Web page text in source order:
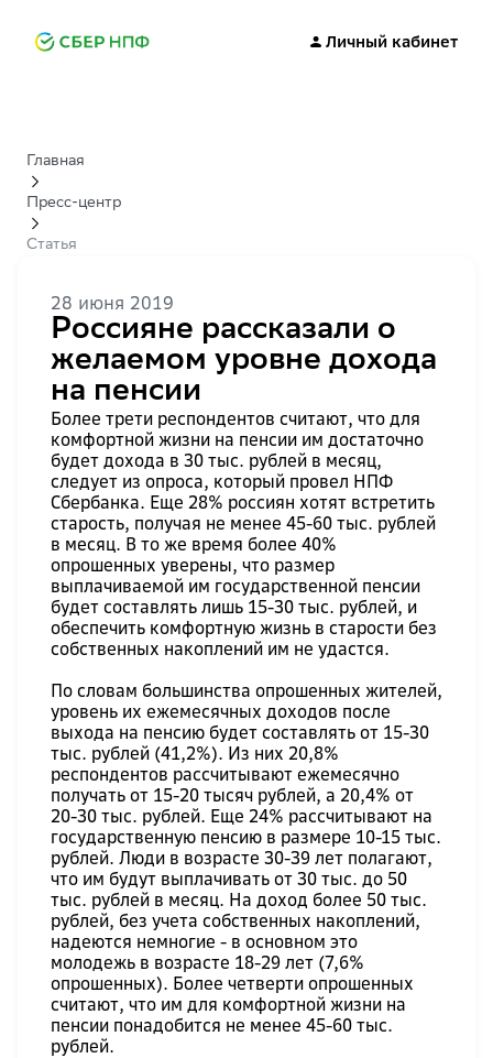
Личный кабинет
Главная
Пресс-центр
Статья
28 июня 2019
Россияне рассказали о
желаемом уровне дохода
на пенсии
Более трети респондентов считают, что для
комфортной жизни на пенсии им достаточно
будет дохода в 30 тыс. рублей в месяц,
следует из опроса, который провел НПФ
Сбербанка. Еще 28% россиян хотят встретить
старость, получая не менее 45-60 тыс. рублей
в месяц. В то же время более 40%
опрошенных уверены, что размер
выплачиваемой им государственной пенсии
будет составлять лишь 15-30 тыс. рублей, и
обеспечить комфортную жизнь в старости без
собственных накоплений им не удастся.
По словам большинства опрошенных жителей,
уровень их ежемесячных доходов после
выхода на пенсию будет составлять от 15-30
тыс. рублей (41,2%). Из них 20,8%
респондентов рассчитывают ежемесячно
получать от 15-20 тысяч рублей, а 20,4% от
20-30 тыс. рублей. Еще 24% рассчитывают на
государственную пенсию в размере 10-15 тыс.
рублей. Люди в возрасте 30-39 лет полагают,
что им будут выплачивать от 30 тыс. до 50
тыс. рублей в месяц. На доход более 50 тыс.
рублей, без учета собственных накоплений,
надеются немногие - в основном это
молодежь в возрасте 18-29 лет (7,6%
опрошенных). Более четверти опрошенных
считают, что им для комфортной жизни на
пенсии понадобится не менее 45-60 тыс.
рублей.